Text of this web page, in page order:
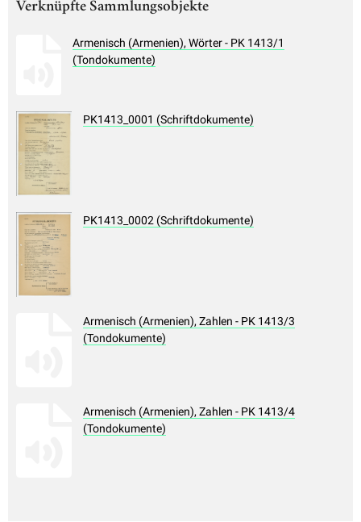
Verknüpfte Sammlungsobjekte
Armenisch (Armenien), Wörter - PK 1413/1
(Tondokumente)
PK1413_0001 (Schriftdokumente)
PK1413_0002 (Schriftdokumente)
Armenisch (Armenien), Zahlen - PK 1413/3
(Tondokumente)
Armenisch (Armenien), Zahlen - PK 1413/4
(Tondokumente)